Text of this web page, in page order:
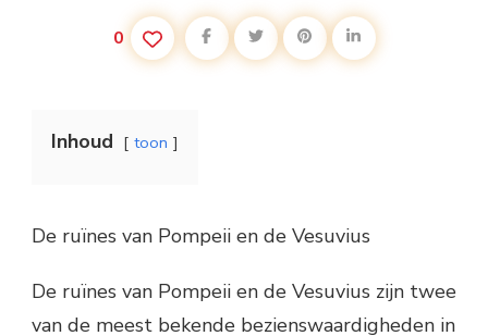
0
Inhoud toon
De ruïnes van Pompeii en de Vesuvius
De ruïnes van Pompeii en de Vesuvius zijn twee
van de meest bekende bezienswaardigheden in